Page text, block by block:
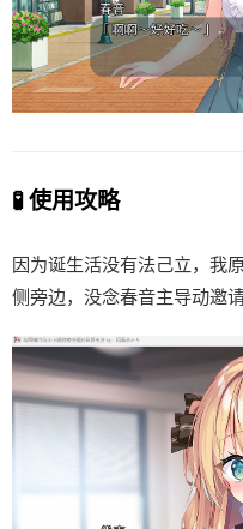
🧪 使用攻略
因为诞生活没有法己立，我
侧旁边，没念春音主导动邀请